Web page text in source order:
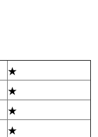
★
★
★
★